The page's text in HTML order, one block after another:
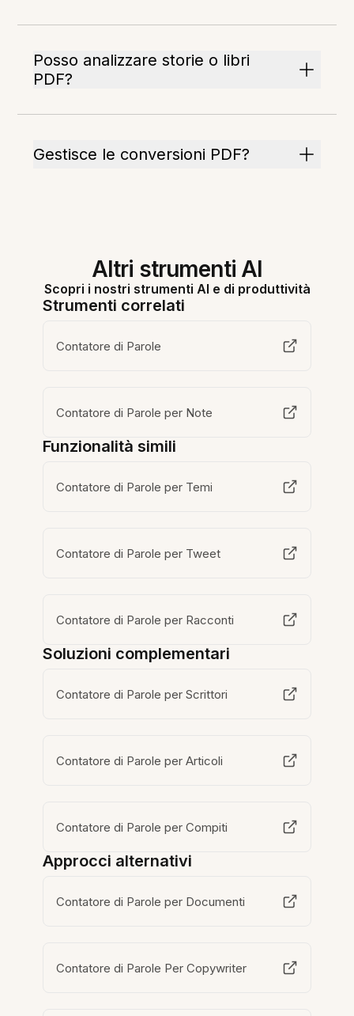
Posso analizzare storie o libri
PDF?
Gestisce le conversioni PDF?
Altri strumenti AI
Scopri i nostri strumenti AI e di produttività
Strumenti correlati
Contatore di Parole
Contatore di Parole per Note
Funzionalità simili
Contatore di Parole per Temi
Contatore di Parole per Tweet
Contatore di Parole per Racconti
Soluzioni complementari
Contatore di Parole per Scrittori
Contatore di Parole per Articoli
Contatore di Parole per Compiti
Approcci alternativi
Contatore di Parole per Documenti
Contatore di Parole Per Copywriter